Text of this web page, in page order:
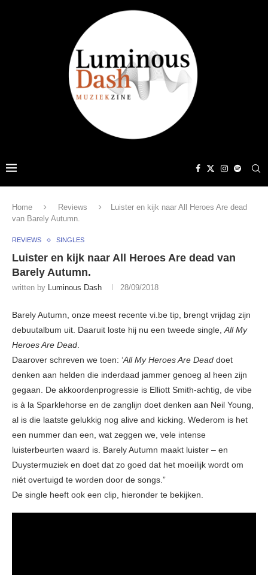
Home Reviews
Luister en kijk naar All Heroes Are dead
van Barely Autumn.
REVIEWS SINGLES
Luister en kijk naar All Heroes Are dead van
Barely Autumn.
written by Luminous Dash 28/09/2018
Barely Autumn, onze meest recente vi.be tip, brengt vrijdag zijn
debuutalbum uit. Daaruit loste hij nu een tweede single,All My
Heroes Are Dead.
Daarover schreven we toen: ‘All My Heroes Are Dead doet
denken aan helden die inderdaad jammer genoeg al heen zijn
gegaan. De akkoordenprogressie is Elliott Smith-achtig, de vibe
is à la Sparklehorse en de zanglijn doet denken aan Neil Young,
al is die laatste gelukkig nog alive and kicking. Wederom is het
een nummer dan een, wat zeggen we, vele intense
luisterbeurten waard is. Barely Autumn maakt luister – en
Duystermuziek en doet dat zo goed dat het moeilijk wordt om
niét overtuigd te worden door de songs.”
De single heeft ook een clip, hieronder te bekijken.